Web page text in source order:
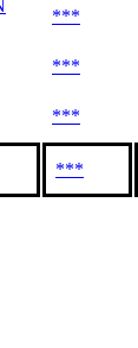
***
***
***
***